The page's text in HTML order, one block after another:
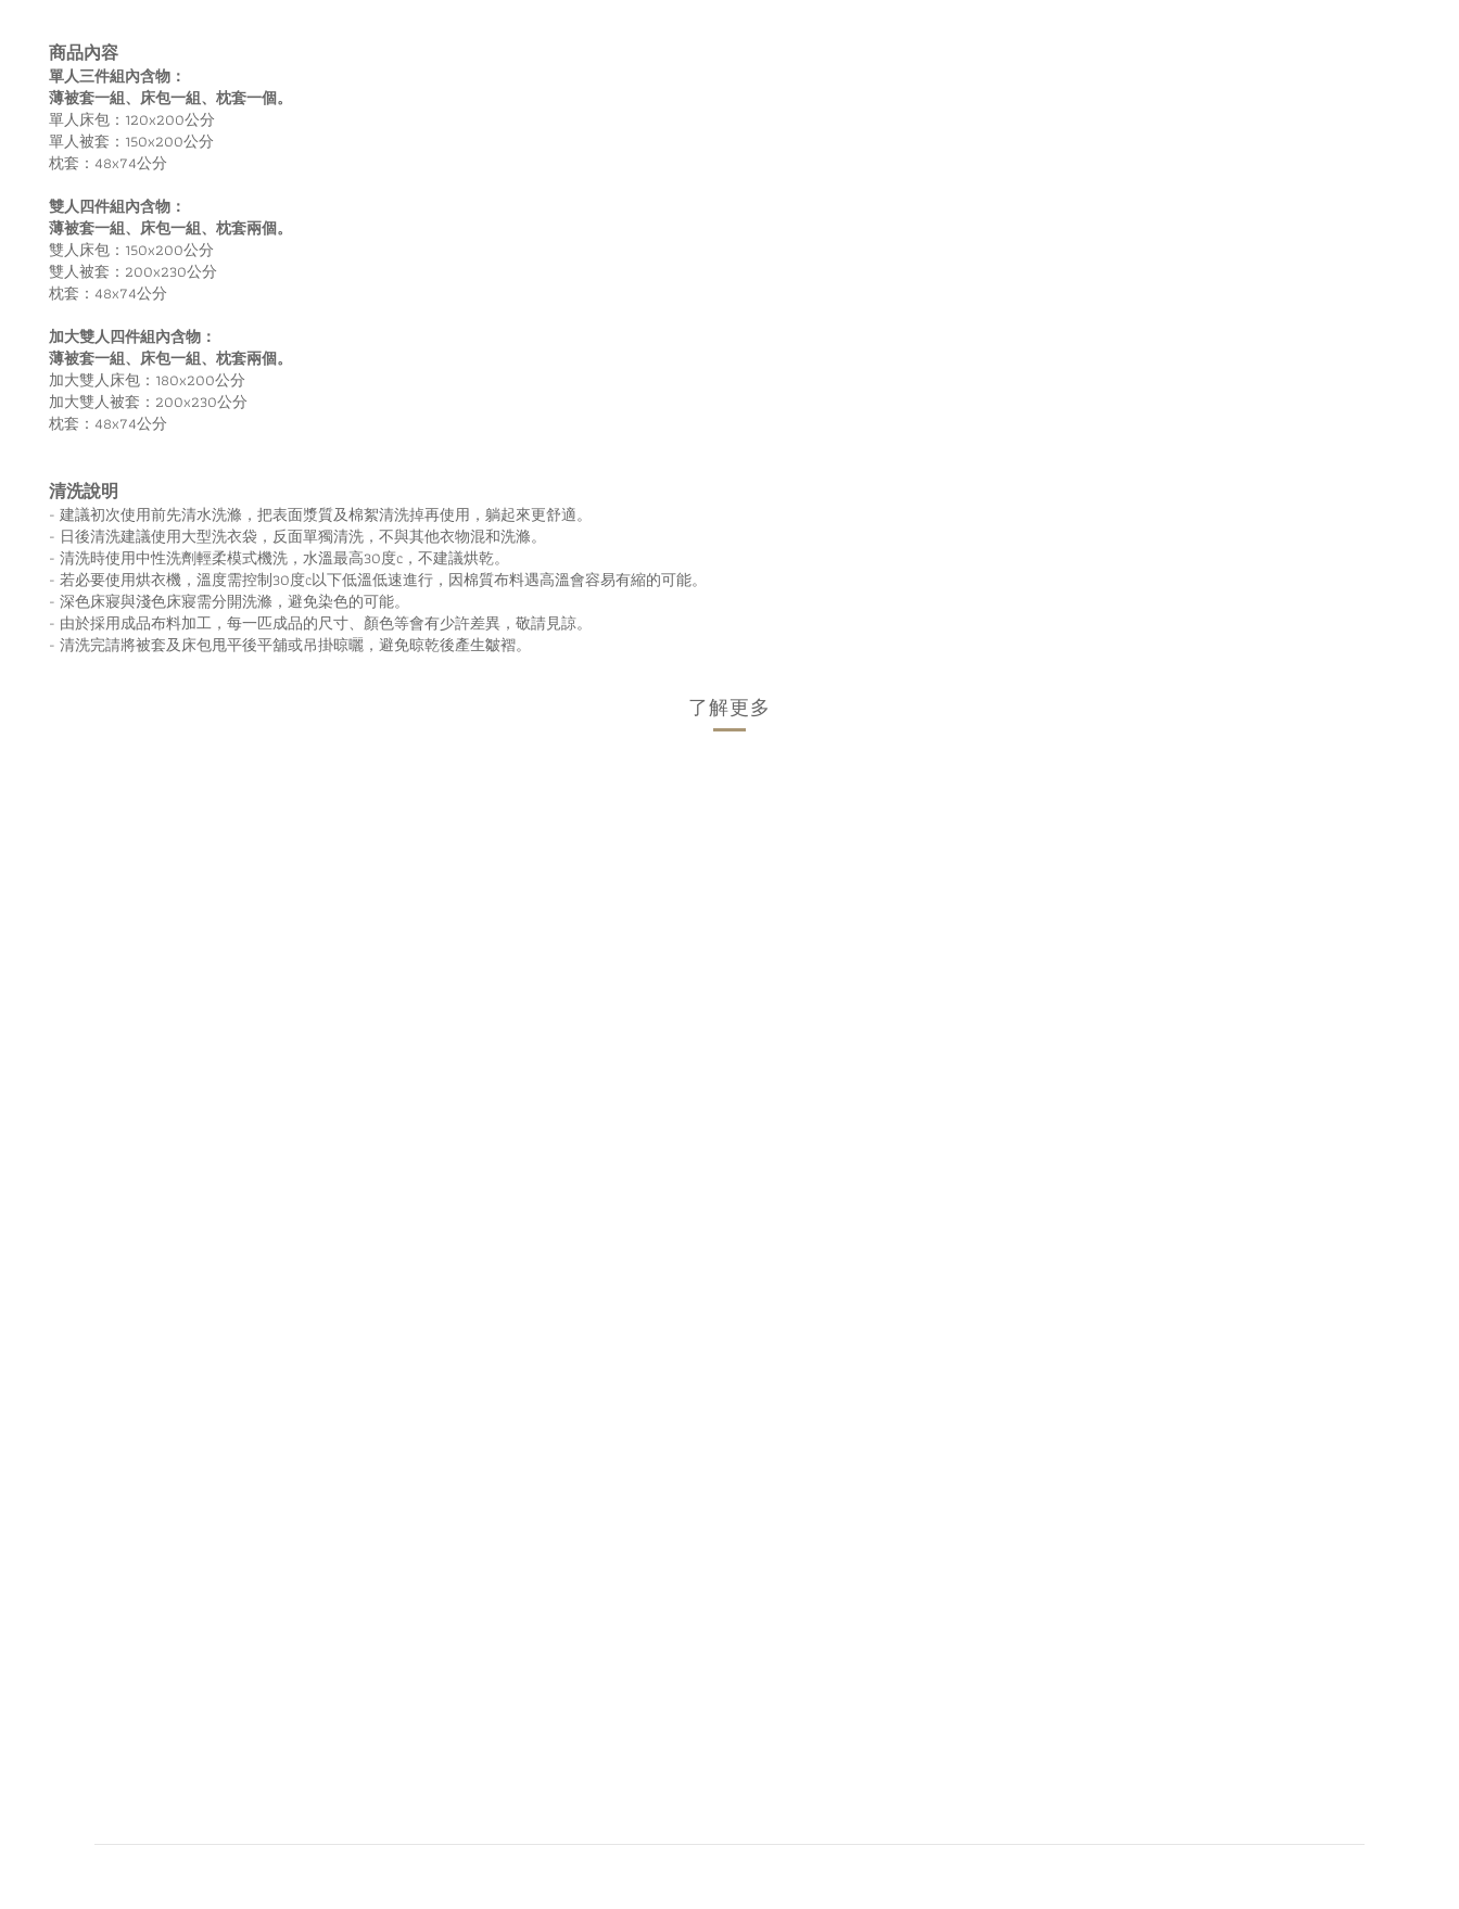
商品內容
單人三件組內含物：
薄被套一組、床包一組、枕套一個。
單人床包：120x200公分
單人被套：150x200公分
枕套：48x74公分
雙人四件組內含物：
薄被套一組、床包一組、枕套兩個。
雙人床包：150x200公分
雙人被套：200x230公分
枕套：48x74公分
加大雙人四件組內含物：
薄被套一組、床包一組、枕套兩個。
加大雙人床包：180x200公分
加大雙人被套：200x230公分
枕套：48x74公分
清洗說明
- 建議初次使用前先清水洗滌，把表面漿質及棉絮清洗掉再使用， 躺起來更舒適。
- 日後清洗建議使用大型洗衣袋，反面單獨清洗， 不與其他衣物混和洗滌。
- 清洗時使用中性洗劑輕柔模式機洗，水溫最高30度c， 不建議烘乾。
- 若必要使用烘衣機，溫度需控制30度c以下低溫低速進行， 因棉質布料遇高溫會容易有縮的可能。
- 深色床寢與淺色床寢需分開洗滌，避免染色的可能。
- 由於採用成品布料加工，每一匹成品的尺寸、顏色等會有少許差異， 敬請見諒。
- 清洗完請將被套及床包甩平後平舖或吊掛晾曬， 避免晾乾後產生皺褶。
了解更多